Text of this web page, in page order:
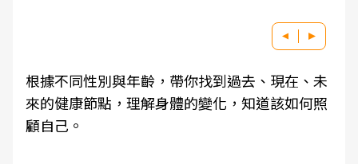
根據不同性別與年齡，帶你找到過去、現在、未
來的健康節點，理解身體的變化，知道該如何照
顧自己。